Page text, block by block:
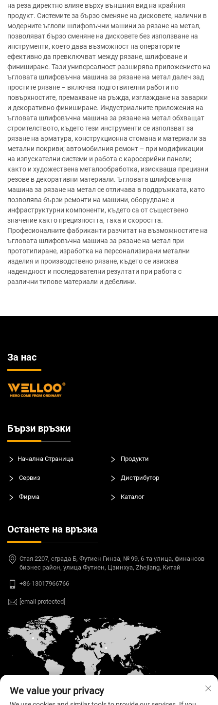
на реза директно влияе върху външния вид на крайния
продукт. Системите за бързо сменяне на дисковете, налични в
модерните ъглови шлифовъчни машини за рязане на метал,
позволяват бързо сменяне на дисковете без използване на
инструменти, което дава възможност на операторите
ефективно да превключват между рязане, шлифоване и
финиширане. Тази универсалност разширява приложението на
ъгловата шлифовъчна машина за рязане на метал далеч зад
простите рязане – включва подготвителни работи по
повърхностите, премахване на ръжда, изглаждане на заварки
и декоративно финиширане. Индустриалните приложения на
ъгловата шлифовъчна машина за рязане на метал обхващат
строителството, където тези инструменти се използват за
рязане на арматура, конструкционна стомана и материали за
метални покриви; автомобилния ремонт – при модификации
на изпускателни системи и работа с каросерийни панели;
както и художествена металообработка, изискваща прецизни
резове в декоративни материали. Ъгловата шлифовъчна
машина за рязане на метал се отличава в поддръжката, като
позволява бързи ремонти на машини, оборудване и
инфраструктурни компоненти, където са от съществено
значение както прецизността, така и скоростта.
Професионалните фабриканти разчитат на възможностите на
ъгловата шлифовъчна машина за рязане на метал при
прототипиране, изработка на персонализирани метални
изделия и производствено рязане, където се изисква
надеждност и последователни резултати при работа с
различни типове материали и дебелини.
За нас
Бързи връзки
Начална Страница Продукти
Сервиз Дистрибутор
Фирма Каталог
Останете на връзка
Стая 2207, сграда Б, Футиен Гинза, № 99, 6-та улица, финансов
бизнес район, улица Футиен, Цзинхуа, Zhejiang, Китай
+86-13017966766
[email protected]
We value your privacy